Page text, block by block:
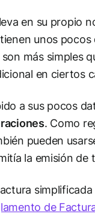
en su propio
unos pocos
son más simples
en ciertos
a sus pocos
. Como
pueden
la emisión de
de